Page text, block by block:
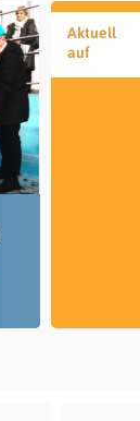
Aktuell
auf